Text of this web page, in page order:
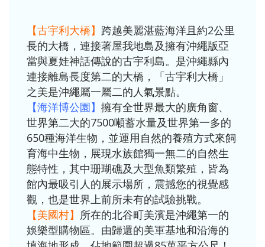
【古宇利大橋】 跨越美麗湛藍海洋且約2公里
長的大橋，連接著屋我地島及擁有沖繩版亞
當與夏娃神話傳說的古宇利島。是沖繩縣內
連接離島長度第二的大橋，「古宇利大橋」
之美是沖繩屬一屬二的人氣景點。
【海洋博公園】 擁有全世界最大的廣角窗、
世界第二大的7500噸蓄水量及世界第一多的
650種海洋生物，並運用自然的養殖方式來飼
育海中生物，展現水族館獨一無二的自然生
態特性，其中珊瑚礁及大型魚類繁殖，皆為
館內最吸引人的展示場所，震撼您的視覺感
觀，也是世界上前所未有的試驗挑戰。
【美國村】 所在的北谷町美濱是沖繩第一的
娛樂型購物區。由歸還的美軍基地和沿海的